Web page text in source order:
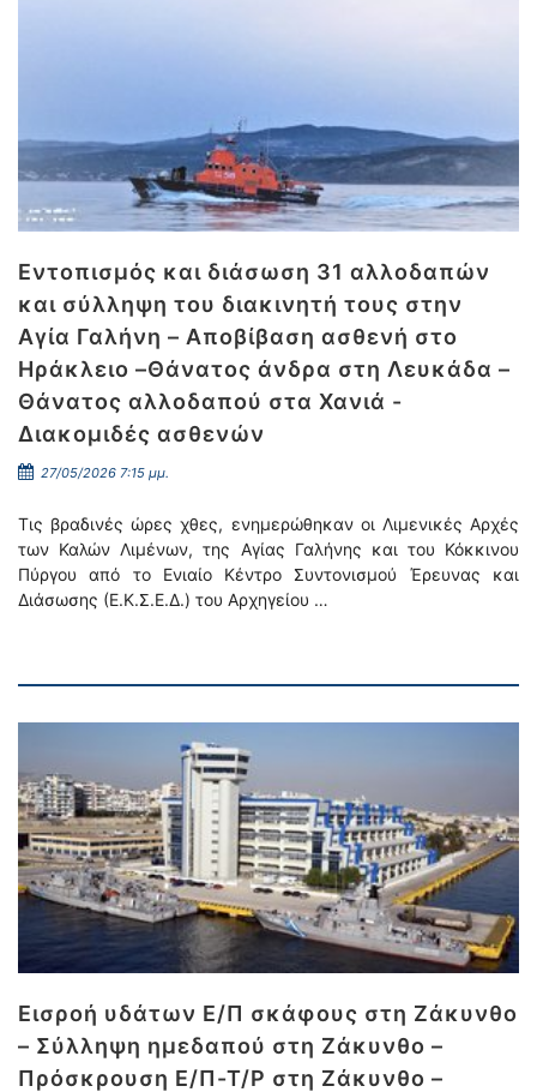
Εντοπισμός και διάσωση 31 αλλοδαπών
και σύλληψη του διακινητή τους στην
Αγία Γαλήνη – Αποβίβαση ασθενή στο
Ηράκλειο –Θάνατος άνδρα στη Λευκάδα –
Θάνατος αλλοδαπού στα Χανιά -
Διακομιδές ασθενών
27/05/2026 7:15 μμ.
Τις βραδινές ώρες χθες, ενημερώθηκαν οι Λιμενικές Αρχές
των Καλών Λιμένων, της Αγίας Γαλήνης και του Κόκκινου
Πύργου από το Ενιαίο Κέντρο Συντονισμού Έρευνας και
Διάσωσης (Ε.Κ.Σ.Ε.Δ.) του Αρχηγείου …
Εισροή υδάτων Ε/Π σκάφους στη Ζάκυνθο
– Σύλληψη ημεδαπού στη Ζάκυνθο –
Πρόσκρουση Ε/Π-Τ/Ρ στη Ζάκυνθο –